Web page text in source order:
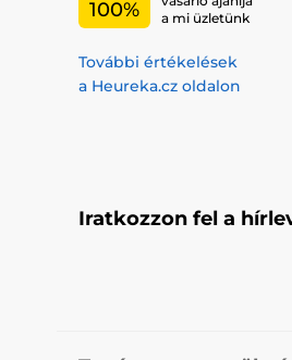
100%
a mi üzletünk
További értékelések
a Heureka.cz oldalon
Iratkozzon fel a